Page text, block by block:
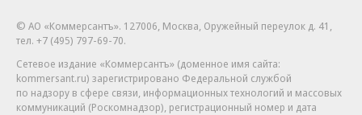
© АО «Коммерсантъ». 127006, Москва, Оружейный переулок д. 41,
тел. +7 (495) 797-69-70.
Сетевое издание «Коммерсантъ» (доменное имя сайта:
kommersant.ru) зарегистрировано Федеральной службой
по надзору в сфере связи, информационных технологий и массовых
коммуникаций (Роскомнадзор), регистрационный номер и дата